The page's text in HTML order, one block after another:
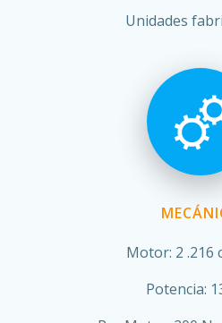
Unidades
Motor: 2 .216
Potencia: